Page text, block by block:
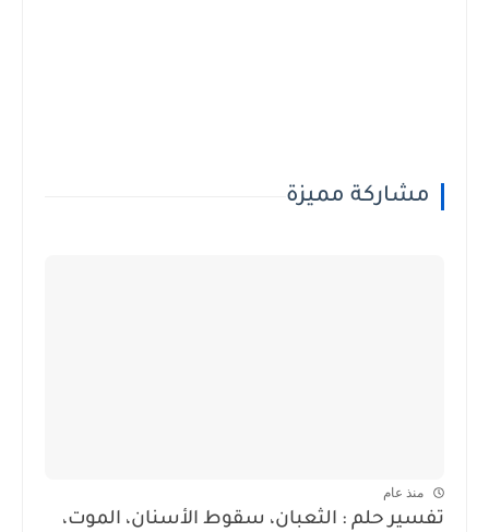
مشاركة مميزة
منذ عام
تفسير حلم : الثعبان، سقوط الأسنان، الموت،